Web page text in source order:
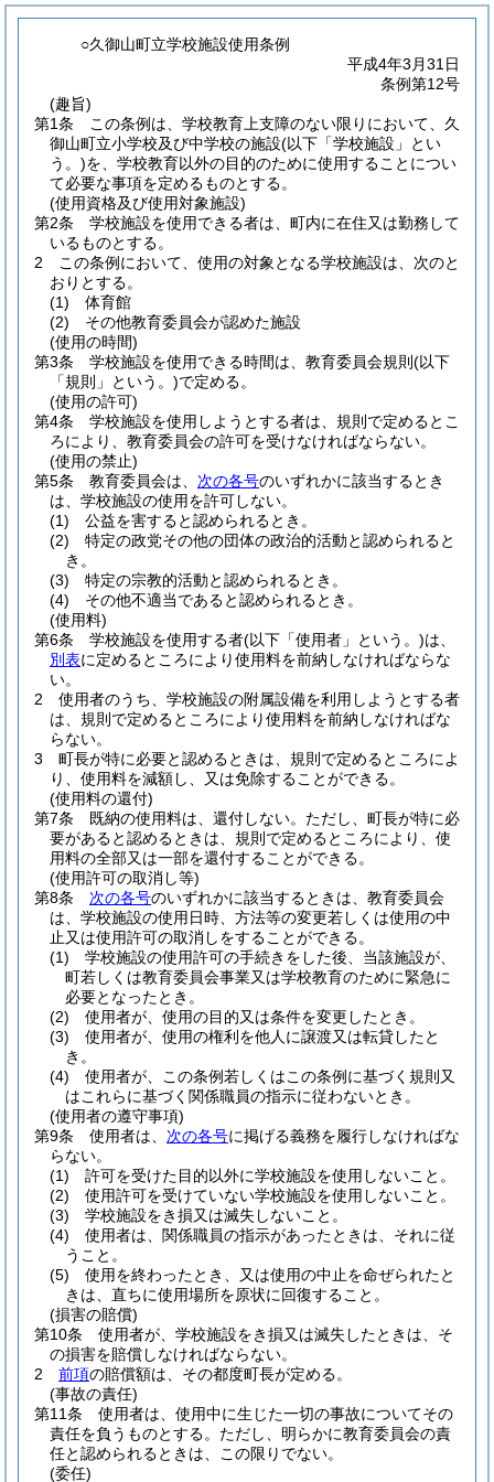
○久御山町立学校施設使用条例
平成4年3月31日
条例第12号
(趣旨)
第1条
この条例は、学校教育上支障のない限りにおいて、久
御山町立小学校及び中学校の施設(以下「学校施設」とい
う。)を、学校教育以外の目的のために使用することについ
て必要な事項を定めるものとする。
(使用資格及び使用対象施設)
第2条
学校施設を使用できる者は、町内に在住又は勤務して
いるものとする。
2
この条例において、使用の対象となる学校施設は、次のと
おりとする。
(1)
体育館
(2)
その他教育委員会が認めた施設
(使用の時間)
第3条
学校施設を使用できる時間は、教育委員会規則 (以下
「規則」という。)で定める。
(使用の許可)
第4条
学校施設を使用しようとする者は、規則で定めるとこ
ろにより、教育委員会の許可を受けなければならない。
(使用の禁止)
第5条
教育委員会は、 次の各号のいずれかに該当するとき
は、学校施設の使用を許可しない。
(1)
公益を害すると認められるとき。
(2)
特定の政党その他の団体の政治的活動と認められると
き。
(3)
特定の宗教的活動と認められるとき。
(4)
その他不適当であると認められるとき。
(使用料)
第6条
学校施設を使用する者(以下「使用者」という。)は、
別表に定めるところにより使用料を前納しなければならな
い。
2
使用者のうち、学校施設の附属設備を利用しようとする者
は、規則で定めるところにより使用料を前納しなければな
らない。
3
町長が特に必要と認めるときは、規則で定めるところによ
り、使用料を減額し、又は免除することができる。
(使用料の還付)
第7条
既納の使用料は、還付しない。 ただし、町長が特に必
要があると認めるときは、規則で定めるところにより、使
用料の全部又は一部を還付することができる。
(使用許可の取消し等)
第8条
次の各号のいずれかに該当するときは、教育委員会
は、学校施設の使用日時、方法等の変更若しくは使用の中
止又は使用許可の取消しをすることができる。
(1)
学校施設の使用許可の手続きをした後、当該施設が、
町若しくは教育委員会事業又は学校教育のために緊急に
必要となったとき。
(2)
使用者が、使用の目的又は条件を変更したとき。
(3)
使用者が、使用の権利を他人に譲渡又は転貸したと
き。
(4)
使用者が、この条例若しくはこの条例に基づく規則又
はこれらに基づく関係職員の指示に従わないとき。
(使用者の遵守事項)
第9条
使用者は、 次の各号に掲げる義務を履行しなければな
らない。
(1)
許可を受けた目的以外に学校施設を使用しないこと。
(2)
使用許可を受けていない学校施設を使用しないこと。
(3)
学校施設をき損又は滅失しないこと。
(4)
使用者は、関係職員の指示があったときは、それに従
うこと。
(5)
使用を終わったとき、又は使用の中止を命ぜられたと
きは、直ちに使用場所を原状に回復すること。
(損害の賠償)
第10条
使用者が、学校施設をき損又は滅失したときは、そ
の損害を賠償しなければならない。
2
前項の賠償額は、その都度町長が定める。
(事故の責任)
第11条
使用者は、使用中に生じた一切の事故についてその
責任を負うものとする。 ただし、明らかに教育委員会の責
任と認められるときは、この限りでない。
(委任)